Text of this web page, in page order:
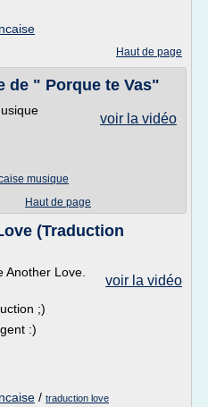
Haut de page
de " Porque te Vas"
voir la vidéo
musique
Haut de page
(Traduction
voir la vidéo
Another Love.
;)
:)
/ traduction love